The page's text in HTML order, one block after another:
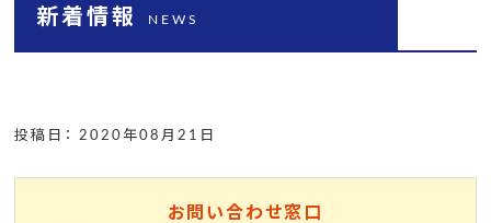
新着情報 NEWS
投稿日： 2020年08月21日
お問い合わせ窓口